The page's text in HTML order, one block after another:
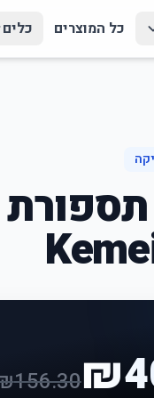
כל המוצרים כלים
₪
156.30